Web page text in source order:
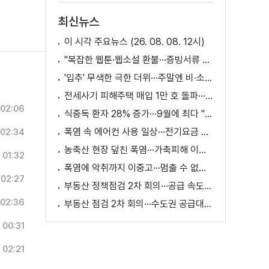
02:06
02:34
01:32
02:27
02:36
00:31
02:21
최신뉴스
이 시각 주요뉴스 (26. 08. 08. 12시)
"복잡한 웹툰·웹소설 환불···증빙서류 요구까지"
'입추' 무색한 극한 더위···주말엔 비·소나기
전세사기 피해주택 매입 1만 호 돌파···피해 지원 속도
식중독 환자 28% 증가···9월에 최다 "입추 방심 금물"
폭염 속 에어컨 사용 일상···전기요금 줄이려면?
농축산 현장 덮친 폭염···가축피해 이틀 새 28만 마리↑
폭염에 악취까지 이중고···멈출 수 없는 필수노동
부동산 정책점검 2차 회의···공급 속도전 본격화하나
부동산 점검 2차 회의···수도권 공급대책 논의